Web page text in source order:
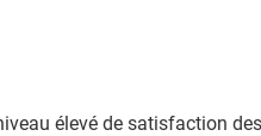
élevé de satisfaction